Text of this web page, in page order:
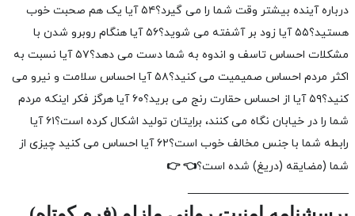
درباره آینده بیشتر وقت شما را می گیرد؟
۵۴ آیا یک هم صحبت خوب
هستید؟۵۵ آیا زود بر آشفته می شوید؟
۵۶ آیا هنگام روبرو شدن با
مشکلات احساس تاسف و اندوه به شما دست می دهد؟
۵۷ آیا نسبت به
اکثر مردم احساس صمیمیت می کنید؟
۵۸ آیا احساس سلامت و نیرو می
کنید؟۵۹ آیا از احساس حقارت رنج می برید؟
۶۰ آیا هرگز فکر اینکه مردم
شما را در خیابان نگاه می کنند، برایتان تولید اشکال کرده است؟
۶۱ آیا
رابطه شما با جنس مخالف خوب است؟
۶۲ آیا احساس می کنید چیزی از
شما (مضایقه (دریغ) شده است؟👈
👉